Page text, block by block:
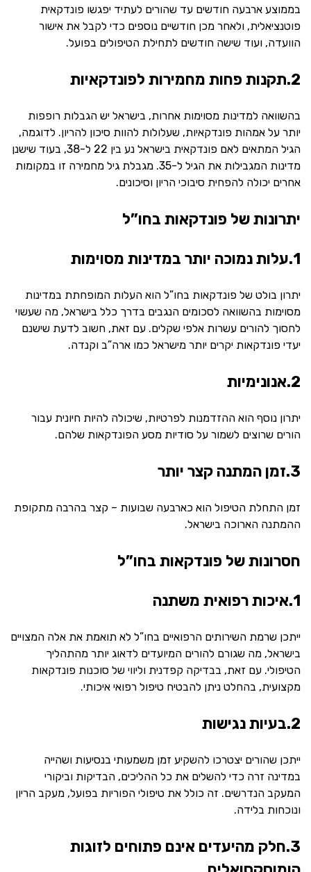
בממוצע ארבעה חודשים עד שהורים לעתיד יפגשו פונדקאית
פוטנציאלית, ולאחר מכן חודשיים נוספים כדי לקבל את אישור
הוועדה, ועוד שישה חודשים לתחילת הטיפולים בפועל.
2.תקנות פחות מחמירות לפונדקאיות
בהשוואה למדינות מסוימות אחרות, בישראל יש הגבלות רופפות
יותר על אמהות פונדקאיות, שעלולות להוות סיכון להריון. לדוגמה,
הגיל המתאים לאם פונדקאית בישראל נע בין 22 ל-38, בעוד שישנן
מדינות המגבילות את הגיל ל-35. מגבלת גיל מחמירה זו במקומות
אחרים יכולה להפחית סיבוכי הריון וסיכונים.
יתרונות של פונדקאות בחו”ל
1.עלות נמוכה יותר במדינות מסוימות
יתרון בולט של פונדקאות בחו”ל הוא העלות המופחתת במדינות
מסוימות בהשוואה לסכומים הנגבים בדרך כלל בישראל, מה שעשוי
לחסוך להורים עשרות אלפי שקלים. עם זאת, חשוב לדעת שישנם
יעדי פונדקאות יקרים יותר מישראל כמו ארה”ב וקנדה.
2.אנונימיות
יתרון נוסף הוא ההזדמנות לפרטיות, שיכולה להיות חיונית עבור
הורים שרוצים לשמור על סודיות מסע הפונדקאות שלהם.
3.זמן המתנה קצר יותר
זמן התחלת הטיפול הוא כארבעה שבועות – קצר בהרבה מתקופת
ההמתנה הארוכה בישראל.
חסרונות של פונדקאות בחו”ל
1.איכות רפואית משתנה
ייתכן שרמת השירותים הרפואיים בחו”ל לא תואמת את אלה המצויים
בישראל, מה שגורם להורים המיועדים לדאוג יותר מהתהליך
הטיפולי. עם זאת, בבדיקה קפדנית וליווי של סוכנות פונדקאות
מקצועית, בהחלט ניתן להבטיח טיפול רפואי איכותי.
2.בעיות נגישות
ייתכן שהורים יצטרכו להשקיע זמן משמעותי בנסיעות ושהייה
במדינה זרה כדי להשלים את כל ההליכים, הבדיקות וביקורי
המעקב הנדרשים. זה כולל את טיפולי הפוריות בפועל, מעקב הריון
ונוכחות בלידה.
3.חלק מהיעדים אינם פתוחים לזוגות